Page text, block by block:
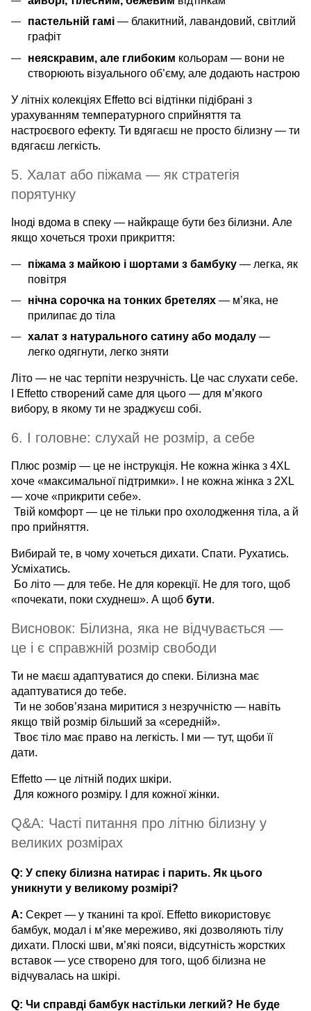
пастельній гамі — блакитний, лавандовий, світлий
графіт
неяскравим, але глибоким кольорам — вони не
створюють візуального об’єму, але додають настрою
У літніх колекціях Effetto всі відтінки підібрані з
урахуванням температурного сприйняття та
настроєвого ефекту. Ти вдягаєш не просто білизну — ти
вдягаєш легкість.
5. Халат або піжама — як стратегія
порятунку
Іноді вдома в спеку — найкраще бути без білизни. Але
якщо хочеться трохи прикриття:
піжама з майкою і шортами з бамбуку — легка, як
повітря
нічна сорочка на тонких бретелях — м’яка, не
прилипає до тіла
халат з натурального сатину або модалу —
легко одягнути, легко зняти
Літо — не час терпіти незручність. Це час слухати себе.
І Effetto створений саме для цього — для м’якого
вибору, в якому ти не зраджуєш собі.
6. І головне: слухай не розмір, а себе
Плюс розмір — це не інструкція. Не кожна жінка з 4XL
хоче «максимальної підтримки». І не кожна жінка з 2XL
— хоче «прикрити себе».
Твій комфорт — це не тільки про охолодження тіла, а й
про прийняття.
Вибирай те, в чому хочеться дихати. Спати. Рухатись.
Усміхатись.
Бо літо — для тебе. Не для корекції. Не для того, щоб
«почекати, поки схуднеш». А щоб бути.
Висновок: Білизна, яка не відчувається —
це і є справжній розмір свободи
Ти не маєш адаптуватися до спеки. Білизна має
адаптуватися до тебе.
Ти не зобов’язана миритися з незручністю — навіть
якщо твій розмір більший за «середній».
Твоє тіло має право на легкість. І ми — тут, щоби її
дати.
Effetto — це літній подих шкіри.
Для кожного розміру. І для кожної жінки.
Q&A: Часті питання про літню білизну у
великих розмірах
Q: У спеку білизна натирає і парить. Як цього
уникнути у великому розмірі?
A: Секрет — у тканині та крої. Effetto використовує
бамбук, модал і м’яке мереживо, які дозволяють тілу
дихати. Плоскі шви, м’які пояси, відсутність жорстких
вставок — усе створено для того, щоб білизна не
відчувалась на шкірі.
Q: Чи справді бамбук настільки легкий? Не буде